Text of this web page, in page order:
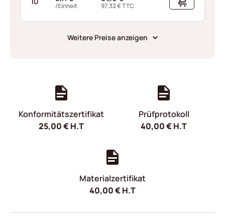
/Einheit 97,32€TTC
Weitere Preise anzeigen
Konformitätszertifikat
25,00€H.T
Prüfprotokoll
40,00€H.T
Materialzertifikat
40,00€H.T